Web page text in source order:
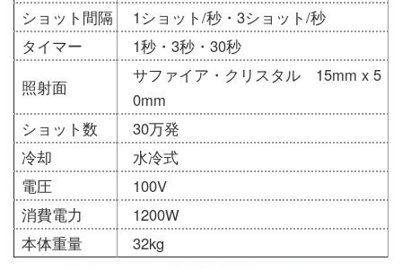
ショット間隔
1ショット/秒・3ショット/秒
タイマー
1秒・3秒・30秒
照射面
サファイア・クリスタル 15mm x 5
0mm
ショット数
30万発
冷却
水冷式
電圧
100V
消費電力
1200W
本体重量
32kg